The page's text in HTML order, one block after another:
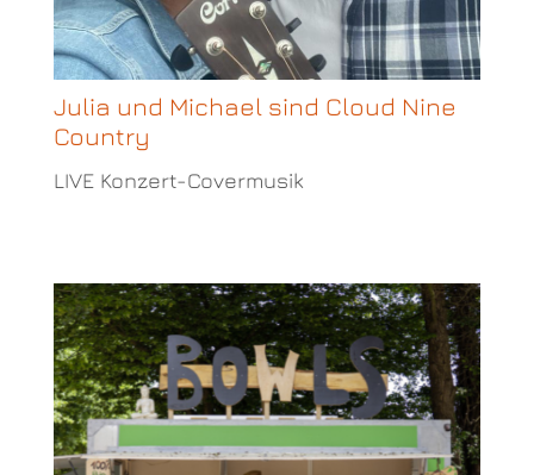
Julia und Michael sind Cloud Nine
Country
LIVE Konzert-Covermusik